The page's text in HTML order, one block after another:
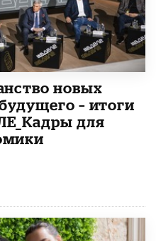
новых
– итоги
для